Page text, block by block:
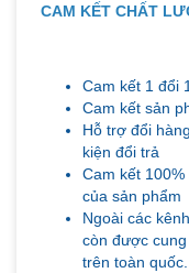
CAM KẾT CHẤT
Cam kết 1 đổi
Cam kết sản
Hỗ trợ đổi
kiện đổi trả
Cam kết
của sản phẩm
Ngoài các
còn được
trên toàn